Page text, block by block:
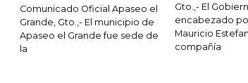
Comunicado Oficial Apaseo el
Grande, Gto.,- El municipio de
Apaseo el Grande fue sede de
la
Gto.,- El
encabezado
Mauricio
compañía